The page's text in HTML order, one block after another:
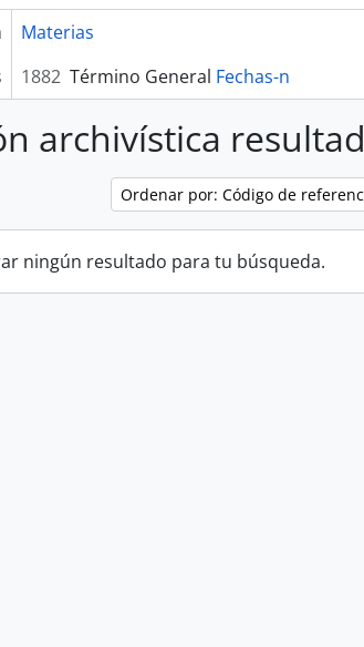
Materias
1882 Término General Fechas-n
archivística
Ordenar por: Código de
ningún resultado para tu búsqueda.